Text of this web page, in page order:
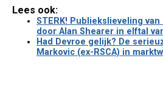
Lees ook:
STERK! Publiekslieveling
door Alan Shearer in elftal
Had Devroe gelijk? De
Markovic (ex-RSCA) in